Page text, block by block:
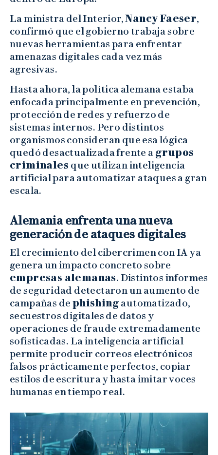
La ministra del Interior,Nancy Faeser,
confirmó que el gobierno trabaja sobre
nuevas herramientas para enfrentar
amenazas digitales cada vez más
agresivas.
Hasta ahora, la política alemana estaba
enfocada principalmente en prevención,
protección de redes y refuerzo de
sistemas internos. Pero distintos
organismos consideran que esa lógica
quedó desactualizada frente a grupos
criminales que utilizan inteligencia
artificial para automatizar ataques a gran
escala.
Alemania enfrenta una nueva
generación de ataques digitales
El crecimiento del cibercrimen con IA ya
genera un impacto concreto sobre
empresas alemanas. Distintos informes
de seguridad detectaron un aumento de
campañas de phishing automatizado,
secuestros digitales de datos y
operaciones de fraude extremadamente
sofisticadas. La inteligencia artificial
permite producir correos electrónicos
falsos prácticamente perfectos, copiar
estilos de escritura y hasta imitar voces
humanas en tiempo real.